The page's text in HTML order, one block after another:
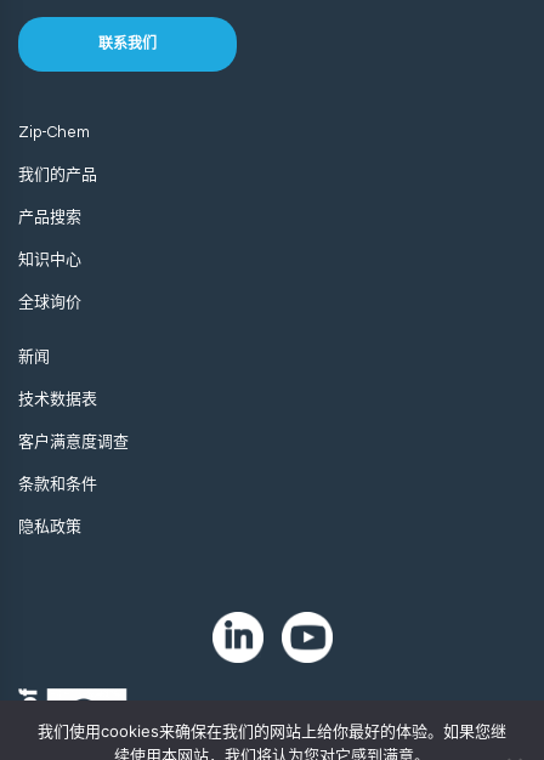
联系我们
Zip-Chem
我们的产品
产品搜索
知识中心
全球询价
新闻
技术数据表
客户满意度调查
条款和条件
隐私政策
我们使用cookies来确保在我们的网站上给你最好的体验。如果您继
续使用本网站，我们将认为您对它感到满意。